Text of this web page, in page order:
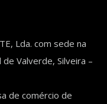
Lda. com sede na
Valverde, Silveira –
de comércio de